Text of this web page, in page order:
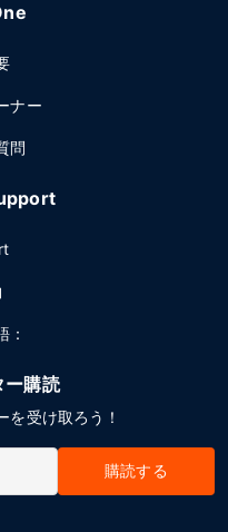
ナー
問
：
ー購読
を受け取ろう！
購読する